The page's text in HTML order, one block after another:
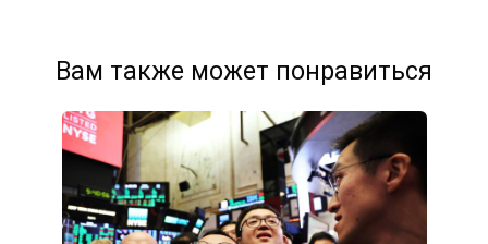
Вам также может понравиться